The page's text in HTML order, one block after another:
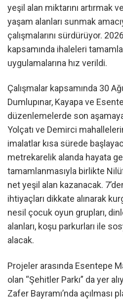
yeşil alan miktarını artırmak
yaşam alanları sunmak
çalışmalarını sürdürüyor.
kapsamında ihaleleri
uygulamalarına hız verildi.
Çalışmalar kapsamında 30
Dumlupınar, Kayapa ve
düzenlemelerde son
Yolçatı ve Demirci
imalatlar kısa sürede
metrekarelik alanda hayata
tamamlanmasıyla birlikte
net yeşil alan kazanacak.
ihtiyaçları dikkate alınarak
nesil çocuk oyun grupları,
alanları, koşu parkurları ile
alacak.
Projeler arasında Esentepe
olan “Şehitler Parkı” da yer
Zafer Bayramı’nda açılması